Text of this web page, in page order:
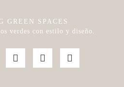
GREEN SPACES
verdes con estilo y diseño.